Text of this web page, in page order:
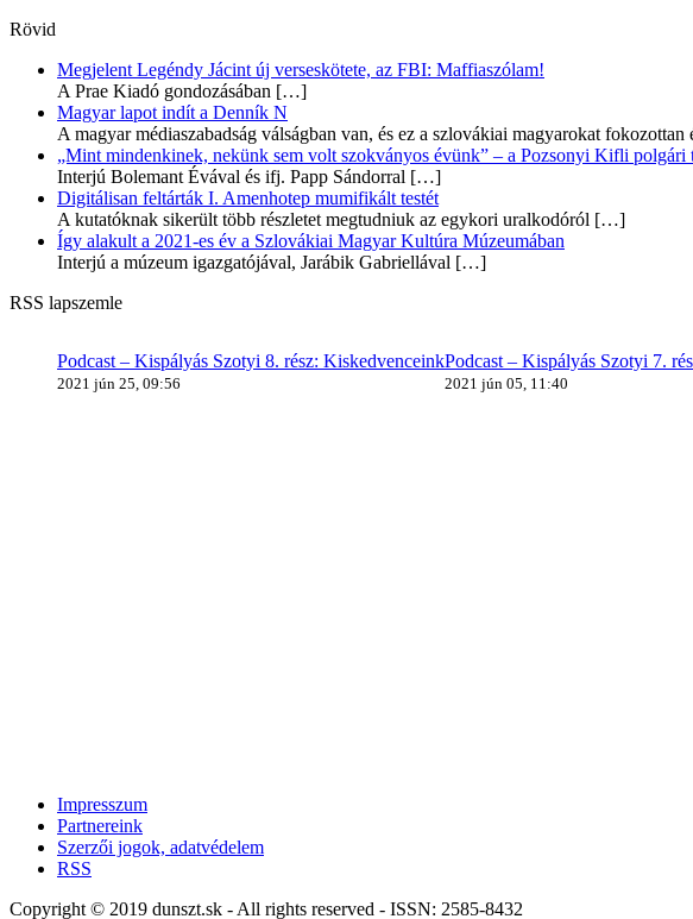
Rövid
Megjelent Legéndy Jácint új verseskötete, az FBI: Maffiaszólam!
A Prae Kiadó gondozásában […]
Magyar lapot indít a Denník N
A magyar médiaszabadság válságban van, és ez a szlovákiai magyarokat fokozottan
„Mint mindenkinek, nekünk sem volt szokványos évünk” – a Pozsonyi Kifli polgári
Interjú Bolemant Évával és ifj. Papp Sándorral […]
Digitálisan feltárták I. Amenhotep mumifikált testét
A kutatóknak sikerült több részletet megtudniuk az egykori uralkodóról […]
Így alakult a 2021-es év a Szlovákiai Magyar Kultúra Múzeumában
Interjú a múzeum igazgatójával, Jarábik Gabriellával […]
RSS lapszemle
Podcast – Kispályás Szotyi 8. rész: Kiskedvenceink
2021 jún 25, 09:56
Podcast – Kispályás Szotyi 7.
2021 jún 05, 11:40
Impresszum
Partnereink
Szerzői jogok, adatvédelem
RSS
Copyright © 2019 dunszt.sk - All rights reserved - ISSN: 2585-8432